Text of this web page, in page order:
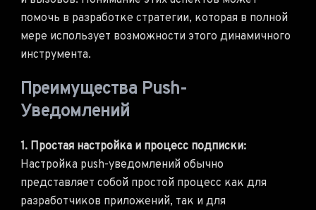
помочь в разработке стратегии, которая в полной
мере использует возможности этого динамичного
инструмента.
Преимущества Push-
Уведомлений
1. Простая настройка и процесс подписки:
Настройка push-уведомлений обычно
представляет собой простой процесс как для
разработчиков приложений, так и для